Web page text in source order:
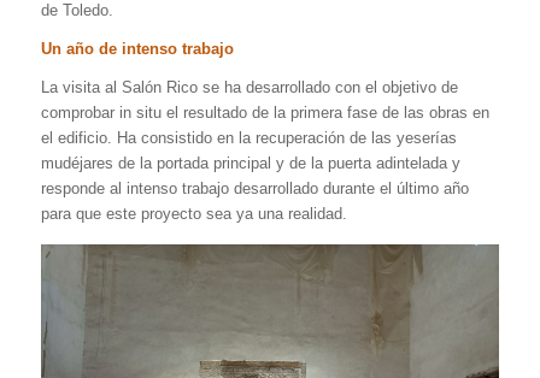
de Toledo.
Un año de intenso trabajo
La visita al Salón Rico se ha desarrollado con el objetivo de
comprobar in situ el resultado de la primera fase de las obras en
el edificio. Ha consistido en la recuperación de las yeserías
mudéjares de la portada principal y de la puerta adintelada y
responde al intenso trabajo desarrollado durante el último año
para que este proyecto sea ya una realidad.